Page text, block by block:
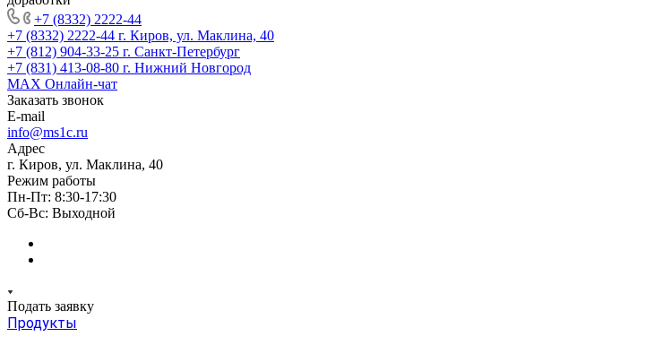
+7 (8332) 2222-44
+7 (8332) 2222-44 г. Киров, ул. Маклина, 40
+7 (812) 904-33-25 г. Санкт-Петербург
+7 (831) 413-08-80 г. Нижний Новгород
MAX Онлайн-чат
Заказать звонок
E-mail
info@ms1c.ru
Адрес
г. Киров, ул. Маклина, 40
Режим работы
Пн-Пт: 8:30-17:30
Cб-Вс: Выходной
Подать заявку
Продукты